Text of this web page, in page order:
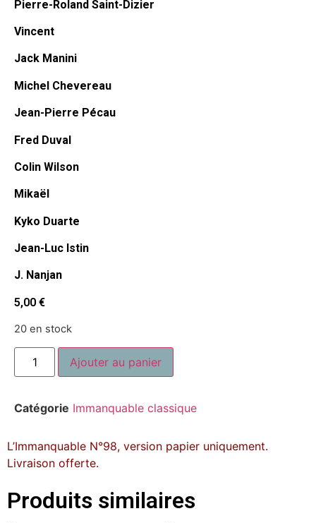
Pierre-Roland Saint-Dizier
Vincent
Jack Manini
Michel Chevereau
Jean-Pierre Pécau
Fred Duval
Colin Wilson
Mikaël
Kyko Duarte
Jean-Luc Istin
J. Nanjan
5,00 €
20 en stock
Ajouter au panier
Catégorie Immanquable classique
L’Immanquable N°98, version papier uniquement.
Livraison offerte.
Produits similaires